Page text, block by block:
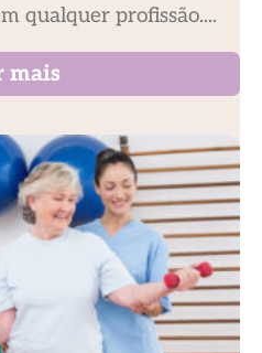
qualquer profissão....
mais